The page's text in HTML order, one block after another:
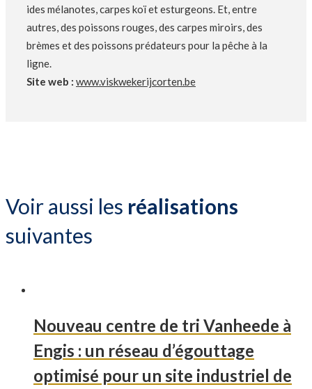
ides mélanotes, carpes koï et esturgeons. Et, entre
autres, des poissons rouges, des carpes miroirs, des
brèmes et des poissons prédateurs pour la pêche à la
ligne.
Site web : www.viskwekerijcorten.be
Voir aussi les réalisations
suivantes
Nouveau centre de tri Vanheede à
Engis : un réseau d’égouttage
optimisé pour un site industriel de